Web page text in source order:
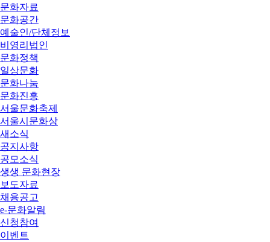
문화자료
문화공간
예술인/단체정보
비영리법인
문화정책
일상문화
문화나눔
문화진흥
서울문화축제
서울시문화상
새소식
공지사항
공모소식
생생 문화현장
보도자료
채용공고
e-문화알림
신청참여
이벤트